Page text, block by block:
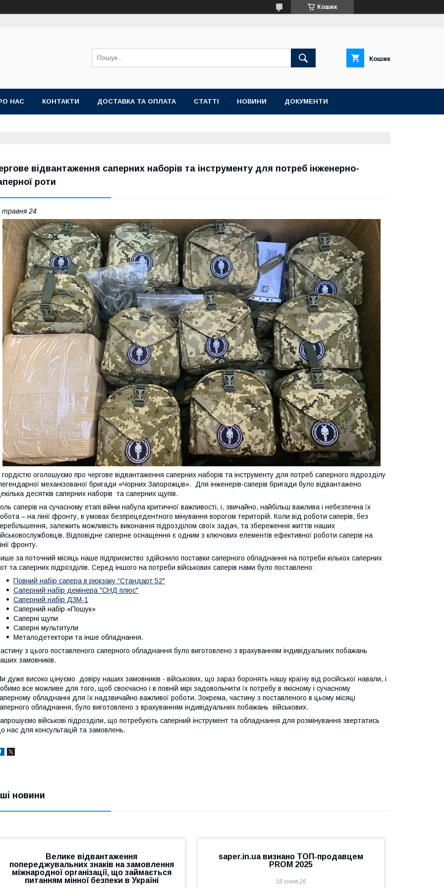
Кошик
Кошик
НАС КОНТАКТИ ДОСТАВКА ТА ОПЛАТА СТАТТІ НОВИНИ ДОКУМЕНТИ
відвантаження саперних наборів та інструменту для потреб інженерно-
роти
травня 24
гордістю оголошуємо про чергове відвантаження саперних наборів та інструменту для потреб саперного підрозділу
механізованої бригади «Чорних Запорожців». Для інженерів-саперів бригади було відвантажено
десятків саперних наборів та саперних щупів.
саперів на сучасному етапі війни набула критичної важливості, і, звичайно, найбільш важлива і небезпечна їх
– на лінії фронту, в умовах безпрецедентного мінування ворогом територій. Коли від роботи саперів, без
залежить можливість виконання підрозділом своїх задач, та збереження життів наших
Відповідне саперне оснащення є одним з ключових елементів ефективної роботи саперів на
фронту.
за поточний місяць наше підприємство здійснило поставки саперного обладнання на потреби кількох саперних
та саперних підрозділів. Серед іншого на потреби військових саперів нами було поставлено:
Повний набір сапера в рюкзаку “Стандарт 52"
Саперний набір демінера "СНД плюс"
Саперний набір ДЗМ-1
Саперний набір «Пошук»
Саперні щупи
Саперні мультитули
Металодетектори та інше обладнання.
з цього поставленого саперного обладнання було виготовлено з врахуванням індивідуальних побажань
замовників.
дуже високо цінуємо довіру наших замовників - військових, що зараз боронять нашу країну від російської навали, і
все можливе для того, щоб своєчасно і в повній мірі задовольнити їх потребу в якісному і сучасному
обладнанні для їх надзвичайно важливої роботи. Зокрема, частину з поставленого в цьому місяці
обладнання, було виготовлено з врахуванням індивідуальних побажань військових.
військові підрозділи, що потребують саперний інструмент та обладнання для розмінування звертатись
нас для консультацій та замовлень.
новини
Велике відвантаження
попереджувальних знаків на замовлення
міжнародної організації, що займається
питанням мінної безпеки в Україні
saper.in.ua визнано ТОП-продавцем
PROM 2025
18 січня 26